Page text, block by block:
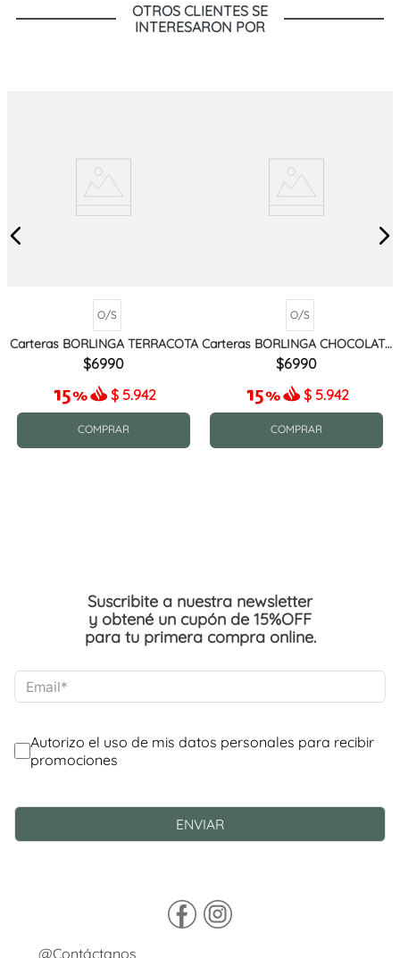
OTROS CLIENTES SE
INTERESARON POR
O/S
Carteras BORLINGA TERRACOTA
6990
$ 5.942
COMPRAR
O/S
Carteras BORLINGA CHOCOLATE
MIX
6990
$ 5.942
COMPRAR
Suscribite a nuestra newsletter
y obtené un cupón de 15%OFF
para tu primera compra online.
@Contáctanos